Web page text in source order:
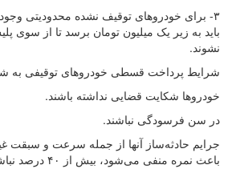
۳- برای خودروهای توقیف نشده محدودیتی وجود
باید به زیر یک میلیون تومان برسد تا از سوی
نشوند.
شرایط پرداخت قسطی خودروهای توقیفی به
خودروها شکایت قضایی نداشته باشند.
در سن فرسودگی نباشند.
جرایم حادثه‌ساز آنها از جمله سرعت و سبقت
باعث نمره منفی می‌شود، بیش از ۴۰ درصد نباشد.